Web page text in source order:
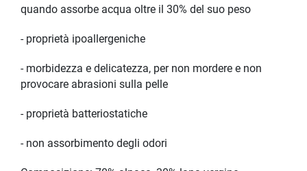
quando assorbe acqua oltre il 30% del suo peso
- proprietà ipoallergeniche
- morbidezza e delicatezza, per non mordere e non
provocare abrasioni sulla pelle
- proprietà batteriostatiche
- non assorbimento degli odori